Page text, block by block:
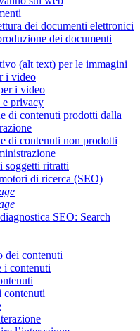
dei documenti elettronici
dei documenti
(alt text) per le immagini
i video
i video
e privacy
di contenuti prodotti dalla
di contenuti non prodotti
soggetti ritratti
di ricerca (SEO)
SEO: Search
dei contenuti
i contenuti
contenuti